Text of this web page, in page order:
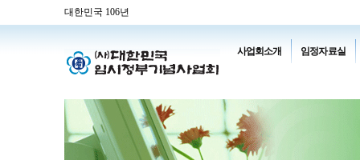
대한민국 106년
사업회소개 임정자료실